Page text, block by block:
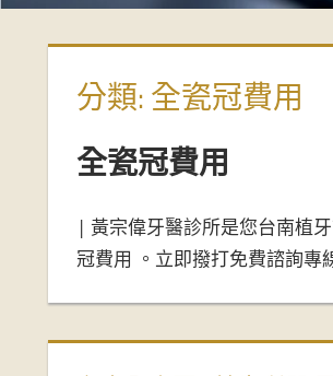
醫
診
所-
台
南
牙
分類:全瓷冠費用
全瓷冠費用
| 黃宗偉牙醫診所是您台南植
冠費用 。立即撥打免費諮詢專